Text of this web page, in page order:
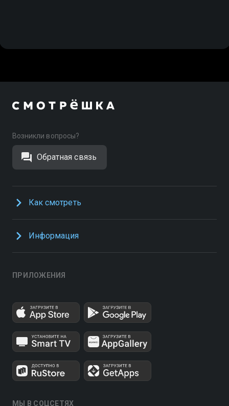
Возникли вопросы?
Обратная связь
Как смотреть
Информация
ПРИЛОЖЕНИЯ
МЫ В СОЦСЕТЯХ